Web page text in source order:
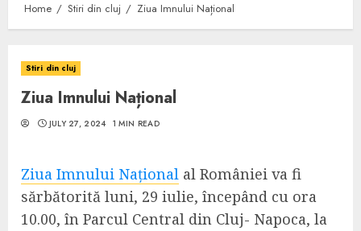
Home Stiri din cluj Ziua Imnului Național
Stiri din cluj
Ziua Imnului Național
JULY 27, 2024 1 MIN READ
Ziua Imnului Național al României va fi
sărbătorită luni, 29 iulie, începând cu ora
10.00, în Parcul Central din Cluj- Napoca, la